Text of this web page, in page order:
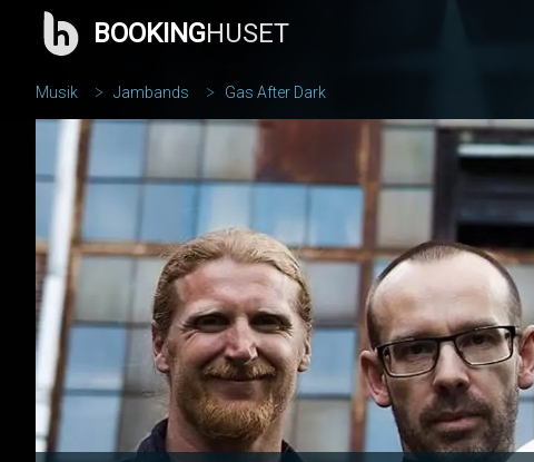
BOOKINGHUSET
Musik Jambands Gas After Dark